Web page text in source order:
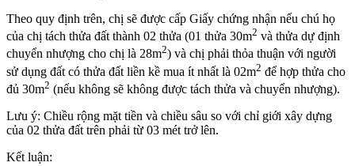
Theo quy định trên, chị sẽ được cấp Giấy chứng nhận nếu chú họ
của chị tách thửa đất thành 02 thửa (01 thửa 30m2 và thửa dự định
chuyển nhượng cho chị là 28m2) và chị phải thỏa thuận với người
sử dụng đất có thửa đất liền kề mua ít nhất là 02m2 để hợp thửa cho
đủ 30m2 (nếu không sẽ không được tách thửa và chuyển nhượng).
Lưu ý: Chiều rộng mặt tiền và chiều sâu so với chỉ giới xây dựng
của 02 thửa đất trên phải từ 03 mét trở lên.
Kết luận: